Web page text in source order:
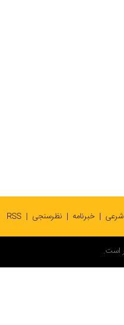
شرعی خبرنامه نظرسنجی RSS
است.